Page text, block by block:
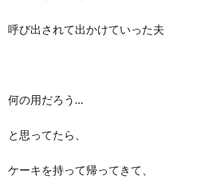
呼び出されて出かけていった夫
何の用だろう…
と思ってたら、
ケーキを持って帰ってきて、